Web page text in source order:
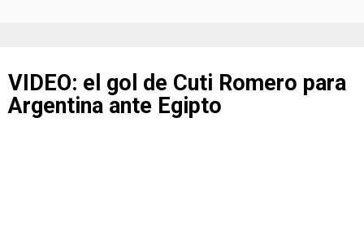
VIDEO: el gol de Cuti Romero para
Argentina ante Egipto